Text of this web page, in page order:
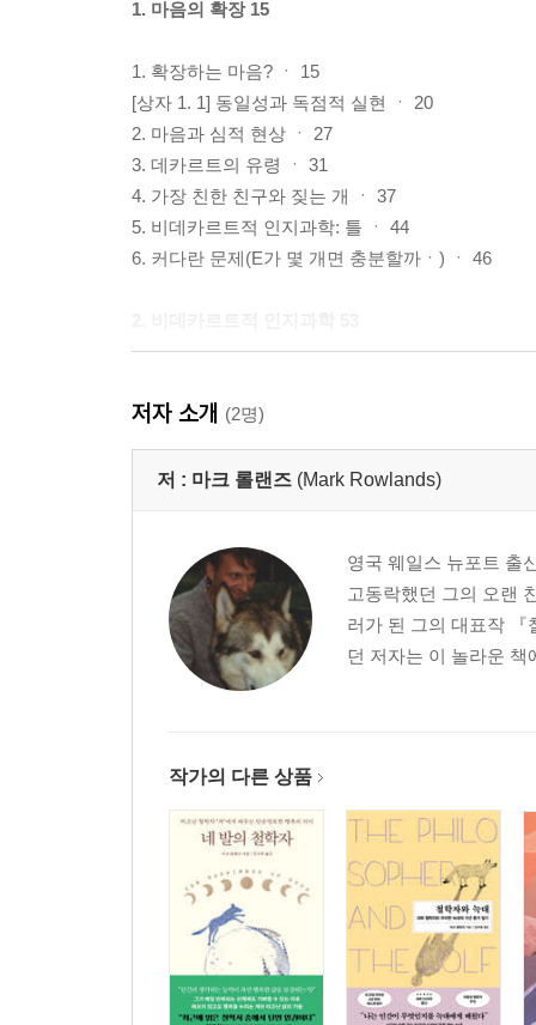
1. 마음의 확장 15
1. 확장하는 마음? ㆍ 15
[상자 1. 1] 동일성과 독점적 실현 ㆍ 20
2. 마음과 심적 현상 ㆍ 27
3. 데카르트의 유령 ㆍ 31
4. 가장 친한 친구와 짖는 개 ㆍ 37
5. 비데카르트적 인지과학: 틀 ㆍ 44
6. 커다란 문제(E가 몇 개면 충분할까ㆍ) ㆍ 46
2. 실례들: 케빈 오리건의 웹사이트 ㆍ 61
3. 생태학적 시지각 이론 ㆍ 66
4. 사랑을 담아 러시아에서 ㆍ 72
[상자 2. 2] 신경망 ㆍ 79
6. 결론 ㆍ 90
3. 체화되고 착근되고 행화되고 확장된 마음 91
3. 확장된 마음 ㆍ 102
[상자 3. 1] 필연과 우연 ㆍ 107
[상자 3. 2] 오토의 흥미로운 사례 ㆍ 109
[상자 3. 3] 확장된 마음에 대한 잘못된 이해 방식 ㆍ
4. 착근된 마음 ㆍ 121
5. 행화된 마음 ㆍ 125
6. 체화되고 확장되고 연합된 마음 ㆍ 146
저자 소개 (2명)
저 : 마크 롤랜즈 (Mark Rowlands)
영국 웨일스 뉴포트 출
고동락했던 그의 오랜
러가 된 그의 대표작
던 저자는 이 놀라운 책
작가의 다른 상품